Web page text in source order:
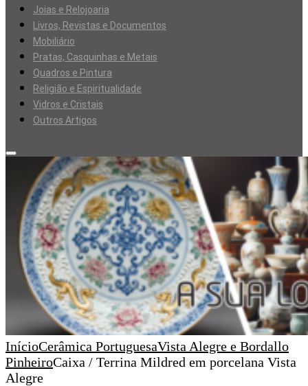
Joias e Relojoaria
Livros, Revistas e Documentos
Mobiliário
Pratas, Casquinhas e Metais
Quadros e Pintura
Religião e Espiritualidade
Vidros e Cristais
Outros Artigos
InícioCerâmica PortuguesaVista Alegre e Bordallo
PinheiroCaixa / Terrina Mildred em porcelana Vista
Alegre